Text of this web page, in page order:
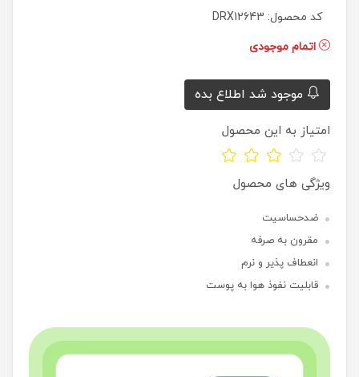
کد محصول: DRX12643
اتمام موجودی
موجود شد اطلاع بده
امتیاز به این محصول
ویژگی های محصول
ضدحساسیت
مقرون به صرفه
انعطاف پذیر و نرم
قابلیت نفوذ هوا به پوست